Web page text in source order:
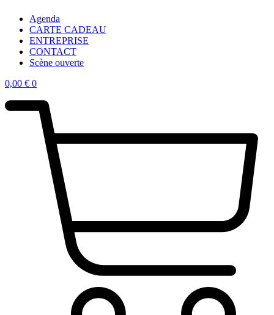
Agenda
CARTE CADEAU
ENTREPRISE
CONTACT
Scène ouverte
0,00 € 0